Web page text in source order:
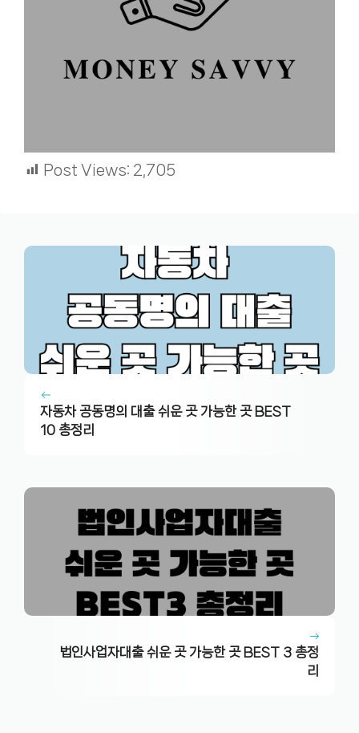
Post Views: 2,705
자동차 공동명의 대출 쉬운 곳 가능한 곳 BEST
10 총정리
법인사업자대출 쉬운 곳 가능한 곳 BEST 3 총정
리